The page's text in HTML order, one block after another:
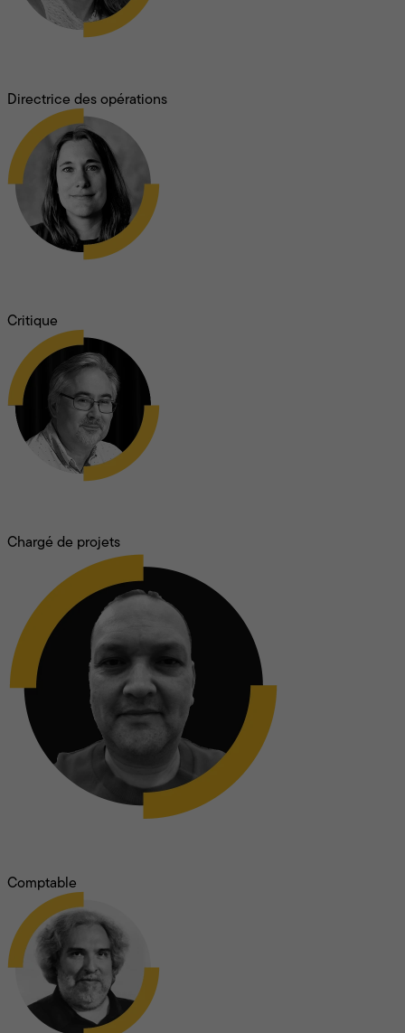
Directrice des opérations
Critique
Chargé de projets
Comptable